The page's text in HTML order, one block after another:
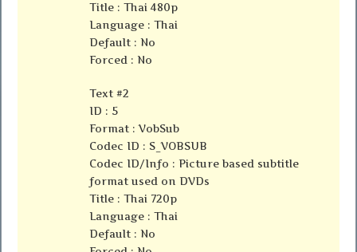
Title : Thai 480p
Language : Thai
Default : No
Forced : No
Text #2
ID : 5
Format : VobSub
Codec ID : S_VOBSUB
Codec ID/Info : Picture based subtitle
format used on DVDs
Title : Thai 720p
Language : Thai
Default : No